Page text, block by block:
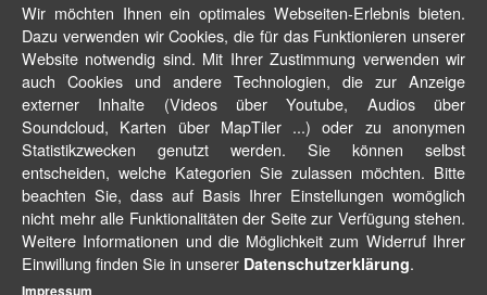
Wir möchten Ihnen ein optimales Webseiten-Erlebnis bieten.
Dazu verwenden wir Cookies, die für das Funktionieren unserer
Website notwendig sind. Mit Ihrer Zustimmung verwenden wir
auch Cookies und andere Technologien, die zur Anzeige
externer Inhalte (Videos über Youtube, Audios über
Soundcloud, Karten über MapTiler ...) oder zu anonymen
Statistikzwecken genutzt werden. Sie können selbst
entscheiden, welche Kategorien Sie zulassen möchten. Bitte
beachten Sie, dass auf Basis Ihrer Einstellungen womöglich
nicht mehr alle Funktionalitäten der Seite zur Verfügung stehen.
Weitere Informationen und die Möglichkeit zum Widerruf Ihrer
Einwillung finden Sie in unserer Datenschutzerklärung.
Impressum